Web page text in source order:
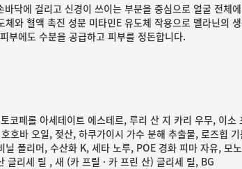
닥에 걸리고 신경이 쓰이는 부분을 중심으로 얼굴 전체
와 혈액 촉진 성분 미타민E 유도체 작용으로 멜라닌의
부에도 수분을 공급하고 피부를 정돈합니다.
코페롤 아세테이트 에스테르, 루리 산 지 카리 우무, 이소
호바 오일, 젖산, 하쿠가이시 가수 분해 추출물, 로즈힙
폴리머, 수산화 K, 세타 노루, POE 경화 피마 자유, 모
리세 릴 , 새 (카 프릴 · 카 프린 산) 글리세 릴, BG